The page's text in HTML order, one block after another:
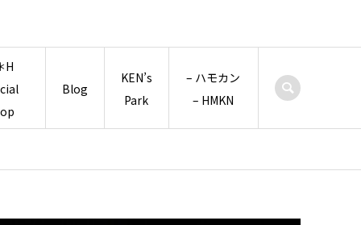
H
Blog
KEN’s
Park
– ハモカン
– HMKN